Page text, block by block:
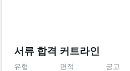
서류 합격 커트라인
유형 면적 공고